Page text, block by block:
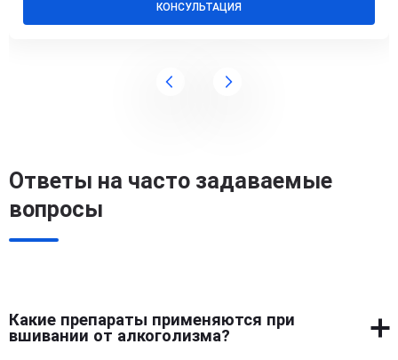
КОНСУЛЬТАЦИЯ
Ответы на часто задаваемые
вопросы
Какие препараты применяются при
вшивании от алкоголизма?